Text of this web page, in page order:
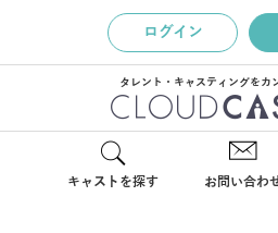
ログイン
タレント・キャスティングをカ
キャストを探す お問い合わ